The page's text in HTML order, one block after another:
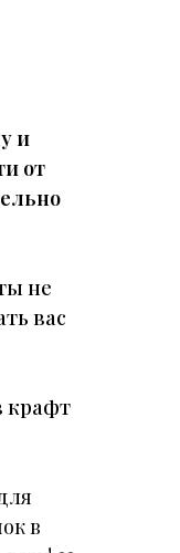
и
от
не
вас
крафт
в